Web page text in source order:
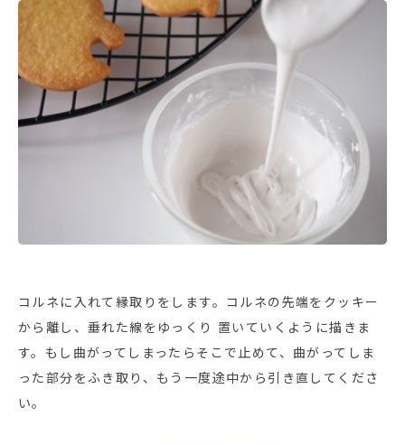
コルネに入れて縁取りをします。コルネの先端をクッキー
から離し、垂れた線をゆっくり 置いていくように描きま
す。もし曲がってしまったらそこで止めて、曲がってしま
った部分をふき取り、もう一度途中から引き直してくださ
い。